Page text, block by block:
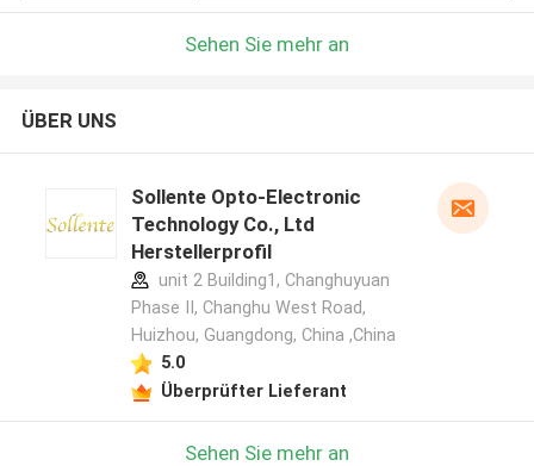
Sehen Sie mehr an
ÜBER UNS
Sollente Opto-Electronic
Technology Co., Ltd
Herstellerprofil
unit 2 Building1, Changhuyuan
Phase II, Changhu West Road,
Huizhou, Guangdong, China ,China
5.0
Überprüfter Lieferant
Sehen Sie mehr an